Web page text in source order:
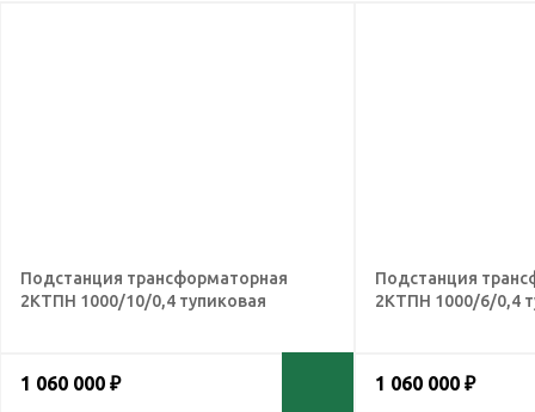
Подстанция трансформаторная
2КТПН 1000/10/0,4 тупиковая
1 060 000 ₽
Подстанция
2КТПН 1000/6/0,4
1 060 000 ₽